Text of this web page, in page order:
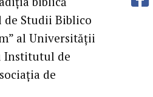
de Studii Biblico
al Universităţii
Institutul de
de